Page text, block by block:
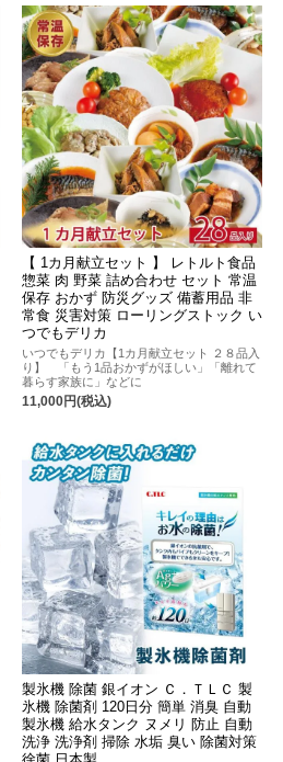
【 1カ月献立セット 】 レトルト食品
惣菜 肉 野菜 詰め合わせ セット 常温
保存 おかず 防災グッズ 備蓄用品 非
常食 災害対策 ローリングストック い
つでもデリカ
いつでもデリカ【1カ月献立セット ２８品入
り】 「もう1品おかずがほしい」「離れて
暮らす家族に」などに
11,000円(税込)
製氷機 除菌 銀イオン Ｃ．ＴＬＣ 製
氷機 除菌剤 120日分 簡単 消臭 自動
製氷機 給水タンク ヌメリ 防止 自動
洗浄 洗浄剤 掃除 水垢 臭い 除菌対策